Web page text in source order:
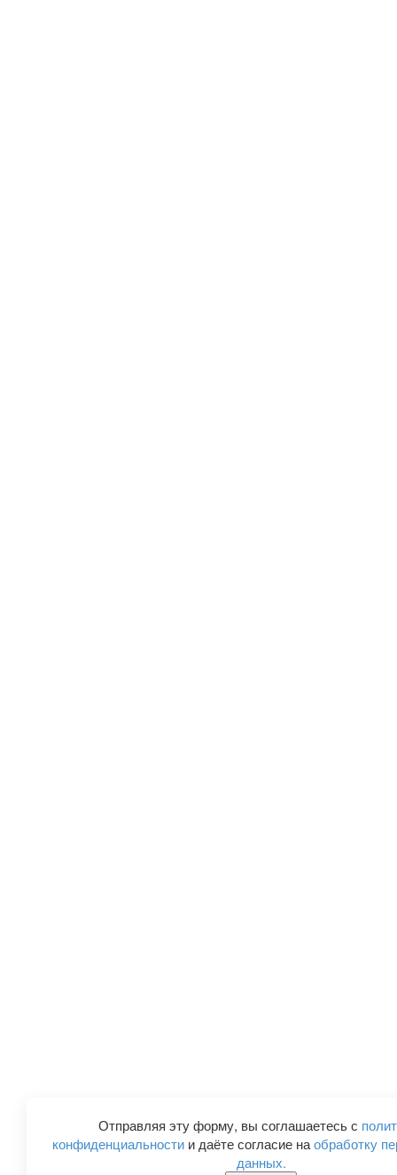
Отправляя эту форму, вы соглашаетесь с
конфиденциальности и даёте согласие наобработку
данных.